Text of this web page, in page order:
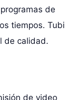
de
tiempos. Tubi
de calidad.
de video